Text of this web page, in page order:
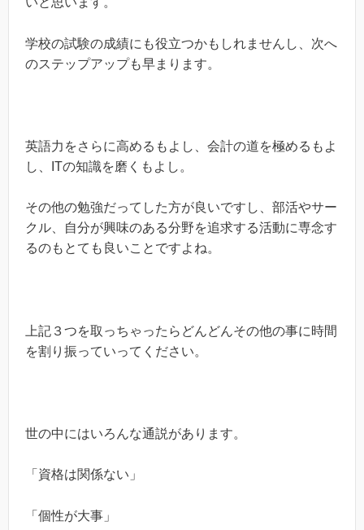
学校の試験の成績にも役立つかもしれませんし、次へ
のステップアップも早まります。
英語力をさらに高めるもよし、会計の道を極めるもよ
し、ITの知識を磨くもよし。
その他の勉強だってした方が良いですし、部活やサー
クル、自分が興味のある分野を追求する活動に専念す
るのもとても良いことですよね。
上記３つを取っちゃったらどんどんその他の事に時間
を割り振っていってください。
世の中にはいろんな通説があります。
「資格は関係ない」
「個性が大事」